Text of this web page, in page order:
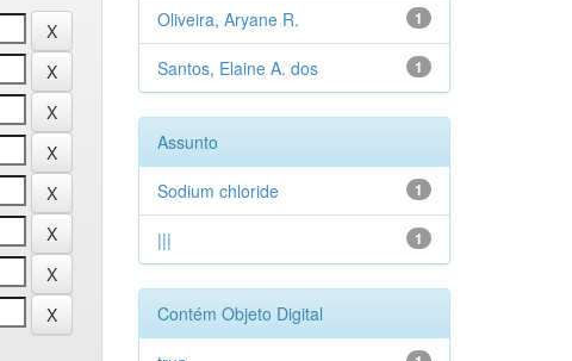
1
Oliveira, Aryane R.
1
Santos, Elaine A. dos
Assunto
1
Sodium chloride
1
|||
Contém Objeto Digital